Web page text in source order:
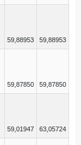
59,88953 59,88953
59,87850 59,87850
59,01947 63,05724